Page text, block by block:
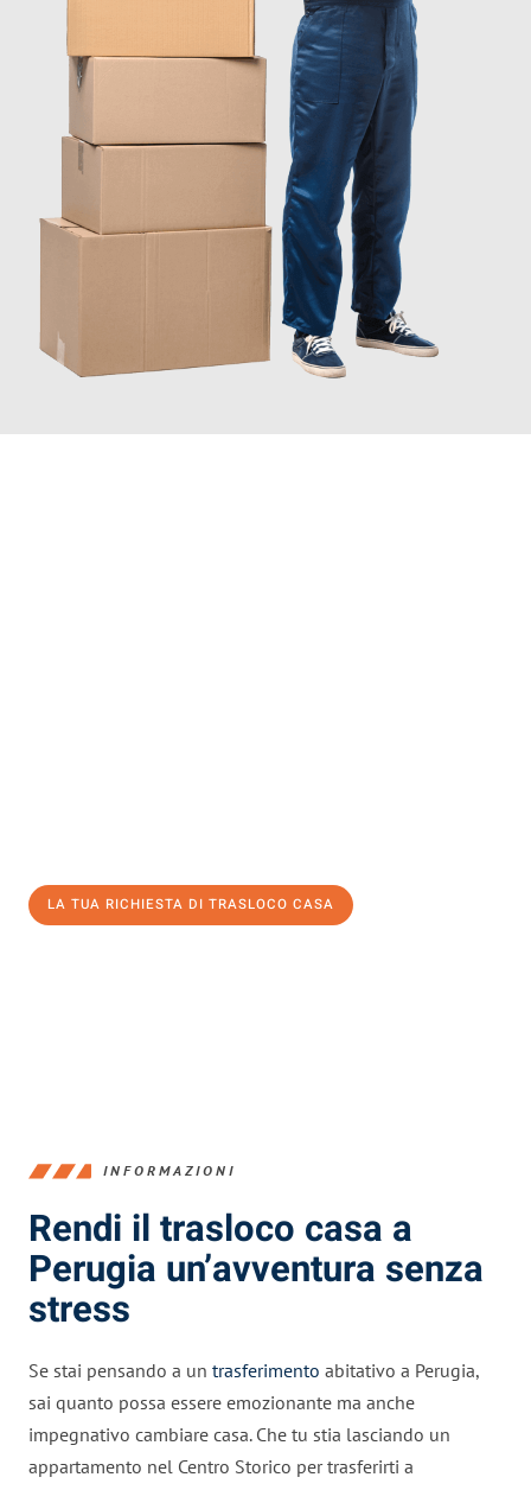
LA TUA RICHIESTA DI TRASLOCO CASA
INFORMAZIONI
Rendi il trasloco casa a
Perugia un’avventura senza
stress
Se stai pensando a un trasferimento abitativo a Perugia,
sai quanto possa essere emozionante ma anche
impegnativo cambiare casa. Che tu stia lasciando un
appartamento nel Centro Storico per trasferirti a